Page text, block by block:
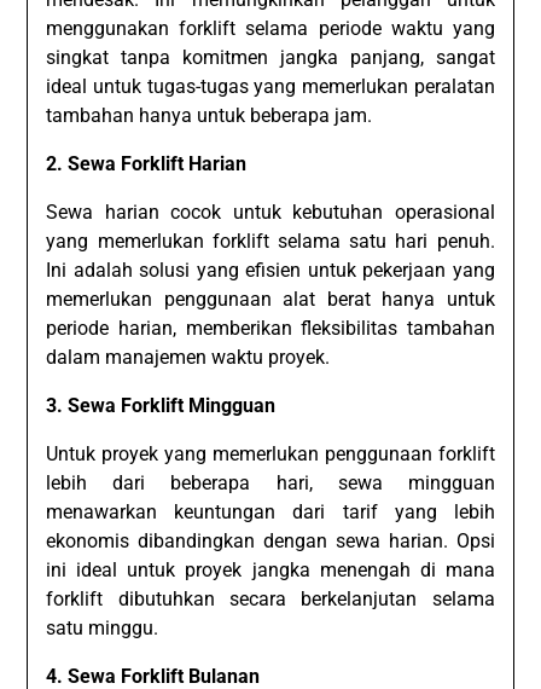
menggunakan forklift selama periode waktu yang
singkat tanpa komitmen jangka panjang, sangat
ideal untuk tugas-tugas yang memerlukan peralatan
tambahan hanya untuk beberapa jam.
2. Sewa Forklift Harian
Sewa harian cocok untuk kebutuhan operasional
yang memerlukan forklift selama satu hari penuh.
Ini adalah solusi yang efisien untuk pekerjaan yang
memerlukan penggunaan alat berat hanya untuk
periode harian, memberikan fleksibilitas tambahan
dalam manajemen waktu proyek.
3. Sewa Forklift Mingguan
Untuk proyek yang memerlukan penggunaan forklift
lebih dari beberapa hari, sewa mingguan
menawarkan keuntungan dari tarif yang lebih
ekonomis dibandingkan dengan sewa harian. Opsi
ini ideal untuk proyek jangka menengah di mana
forklift dibutuhkan secara berkelanjutan selama
satu minggu.
4. Sewa Forklift Bulanan